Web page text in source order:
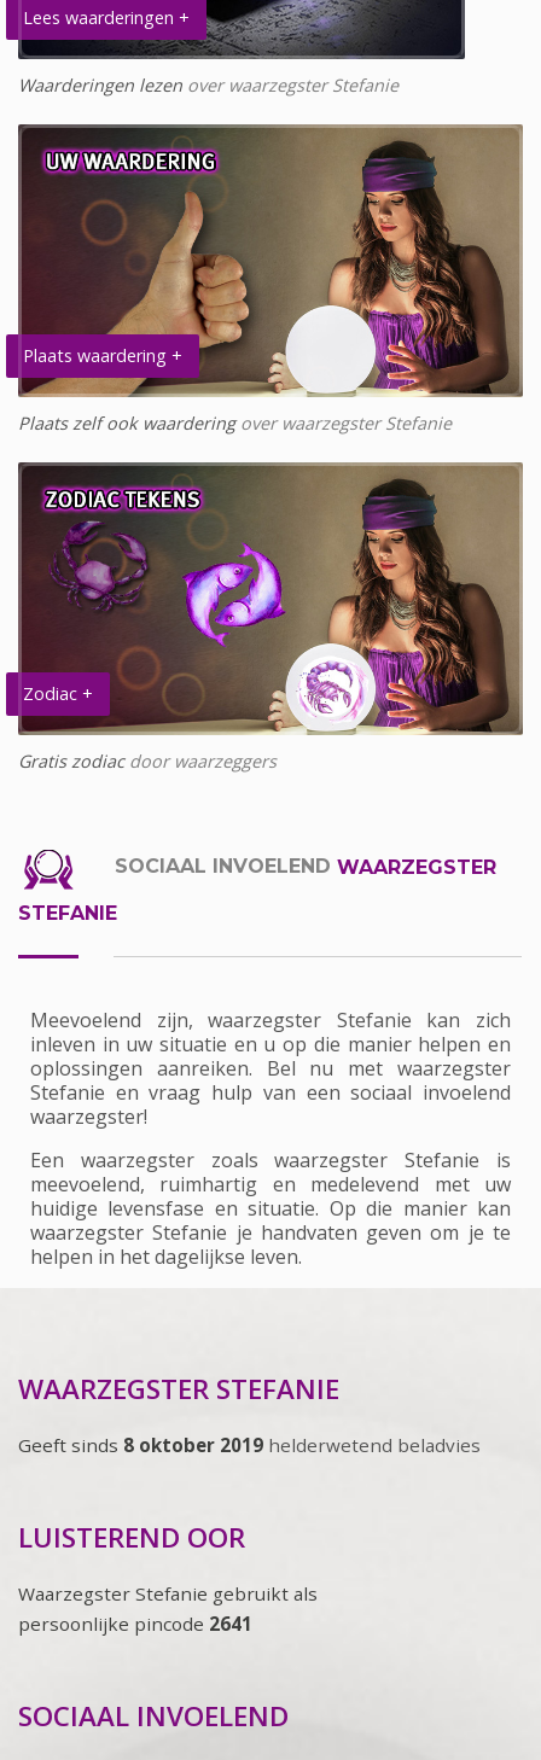
Lees waarderingen +
Waarderingen lezen over waarzegster Stefanie
Plaats waardering +
Plaats zelf ook waarderingover waarzegster Stefanie
Zodiac +
Gratis zodiacdoor waarzeggers
SOCIAAL INVOELEND WAARZEGSTER
STEFANIE
Meevoelend zijn, waarzegster Stefanie kan zich
inleven in uw situatie en u op die manier helpen en
oplossingen aanreiken. Bel nu met waarzegster
Stefanie en vraag hulp van een sociaal invoelend
waarzegster!
Een waarzegster zoals waarzegster Stefanie is
meevoelend, ruimhartig en medelevend met uw
huidige levensfase en situatie. Op die manier kan
waarzegster Stefanie je handvaten geven om je te
helpen in het dagelijkse leven.
WAARZEGSTER STEFANIE
Geeft sinds 8 oktober 2019 helderwetend beladvies
LUISTEREND OOR
Waarzegster Stefanie gebruikt als
persoonlijke pincode 2641
SOCIAAL INVOELEND